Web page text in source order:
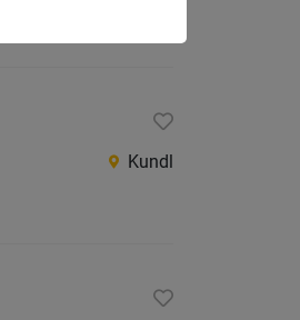
Kundl